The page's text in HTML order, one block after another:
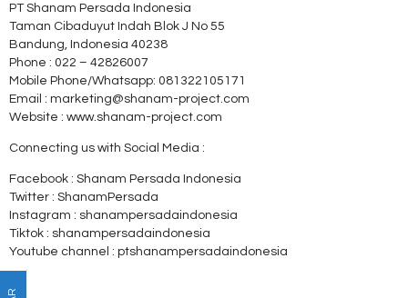
PT Shanam Persada Indonesia
Taman Cibaduyut Indah Blok J No 55
Bandung, Indonesia 40238
Phone : 022 – 42826007
Mobile Phone/Whatsapp: 081322105171
Email : marketing@shanam-project.com
Website : www.shanam-project.com
Connecting us with Social Media :
Facebook : Shanam Persada Indonesia
Twitter : ShanamPersada
Instagram : shanampersadaindonesia
Tiktok : shanampersadaindonesia
Youtube channel : ptshanampersadaindonesia